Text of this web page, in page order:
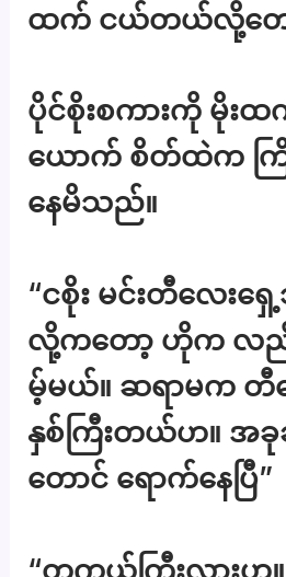
ထက် ငယ်တယ်လို့တေ
ပိုင်စိုးစကားကို မိုး
ယောက် စိတ်ထဲက က
နေမိသည်။
“ငစိုး မင်းတီလေးရှေ့
လို့ကတော့ ဟိုက လ
မ့်မယ်။ ဆရာမက
နှစ်ကြီးတယ်ဟ။ အ
တောင် ရောက်နေပြီ”
“တကယ်ကြီးလားဟ။